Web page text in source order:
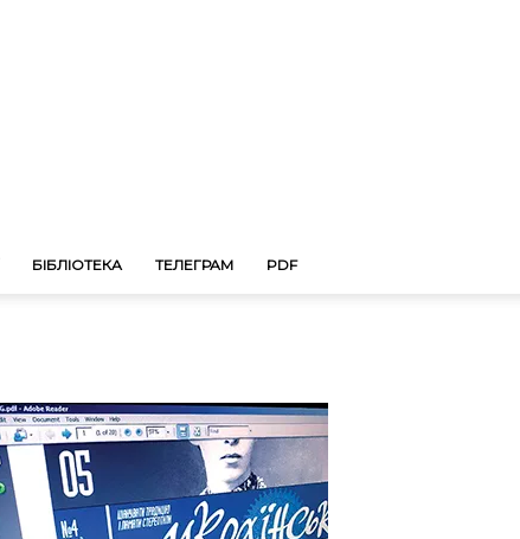
БІБЛІОТЕКА ТЕЛЕГРАМ PDF